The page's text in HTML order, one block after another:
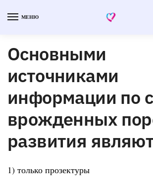
МЕНЮ
Основными
источниками
информации по
врожденных
развития
1) только прозектуры